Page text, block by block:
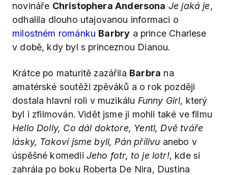
novináře Christophera Andersona Je jaká je,
odhalila dlouho utajovanou informaci o
milostném románku Barbry a prince Charlese
v době, kdy byl s princeznou Dianou.
Krátce po maturitě zazářila Barbra na
amatérské soutěži zpěváků a o rok později
dostala hlavní roli v muzikálu Funny Girl, který
byl i zfilmován. Vidět jsme ji mohli také ve filmu
Hello Dolly, Co dál doktore, Yentl, Dvě tváře
lásky, Takoví jsme byli, Pán přílivu anebo v
úspěšné komedii Jeho fotr, to je lotr!, kde si
zahrála po boku Roberta De Nira, Dustina